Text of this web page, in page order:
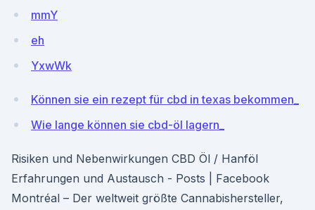
mmY
eh
YxwWk
Können sie ein rezept für cbd in texas bekommen_
Wie lange können sie cbd-öl lagern_
Risiken und Nebenwirkungen CBD Öl / Hanföl
Erfahrungen und Austausch - Posts | Facebook
Montréal – Der weltweit größte Cannabishersteller,